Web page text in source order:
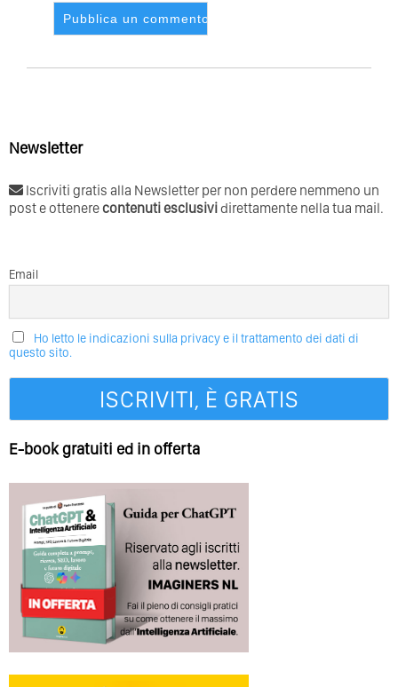
Newsletter
Iscriviti gratis alla Newsletter per non perdere nemmeno un
post e ottenerecontenuti esclusividirettamente nella tua mail.
Email
Ho letto le indicazioni sulla privacy e il trattamento dei dati di
questo sito.
E-book gratuiti ed in offerta